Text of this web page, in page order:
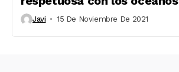
Javi 15 De Noviembre De 2021